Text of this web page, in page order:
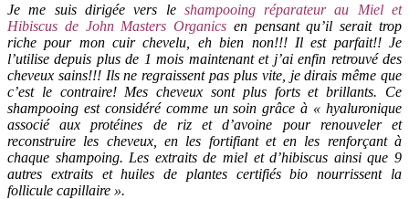
Je me suis dirigée vers le shampooing réparateur au Miel et
Hibiscus de John Masters Organics en pensant qu’il serait trop
riche pour mon cuir chevelu, eh bien non!!! Il est parfait!! Je
l’utilise depuis plus de 1 mois maintenant et j’ai enfin retrouvé des
cheveux sains!!! Ils ne regraissent pas plus vite, je dirais même que
c’est le contraire! Mes cheveux sont plus forts et brillants. Ce
shampooing est considéré comme un soin grâce à « hyaluronique
associé aux protéines de riz et d’avoine pour renouveler et
reconstruire les cheveux, en les fortifiant et en les renforçant à
chaque shampoing. Les extraits de miel et d’hibiscus ainsi que 9
autres extraits et huiles de plantes certifiés bio nourrissent la
follicule capillaire ».